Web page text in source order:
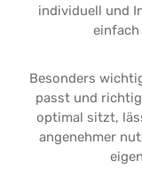
individuell und
einfach
Besonders
passt und
optimal sitzt,
angenehmer